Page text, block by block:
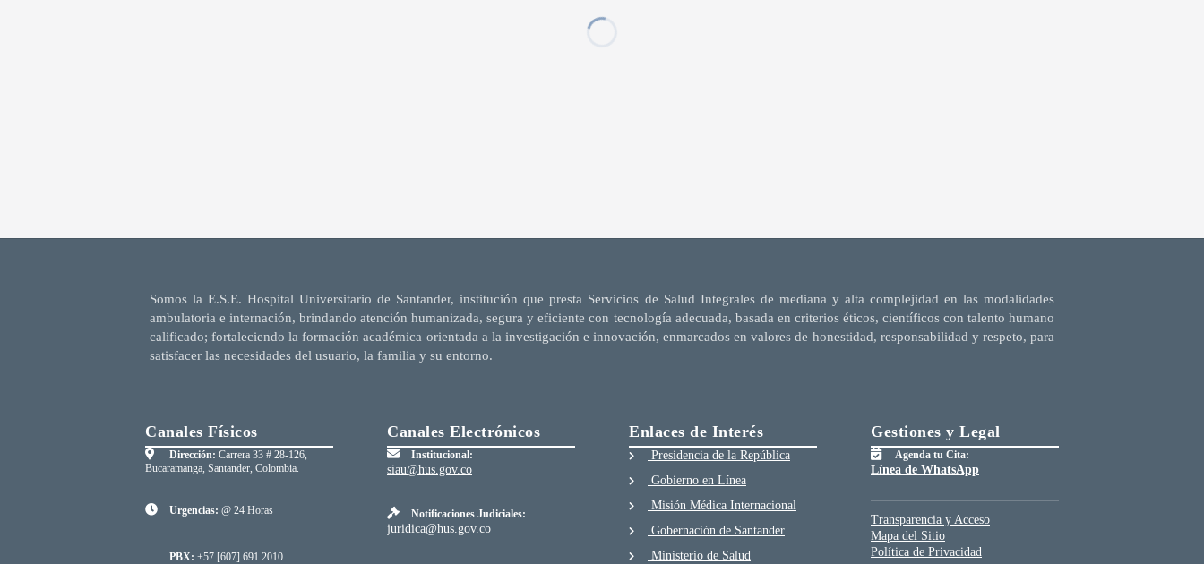
Somos la E.S.E. Hospital Universitario de Santander, institución que presta Servicios de Salud Integrales de mediana y alta complejidad en las modalidades
ambulatoria e internación, brindando atención humanizada, segura y eficiente con tecnología adecuada, basada en criterios éticos, científicos con talento humano
calificado; fortaleciendo la formación académica orientada a la investigación e innovación, enmarcados en valores de honestidad, responsabilidad y respeto, para
satisfacer las necesidades del usuario, la familia y su entorno.
Canales Físicos
Dirección: Carrera 33 # 28-126,
Bucaramanga, Santander, Colombia.
Urgencias: @ 24 Horas
PBX: +57 [607] 691 2010
Canales Electrónicos
Institucional:
siau@hus.gov.co
Notificaciones Judiciales:
juridica@hus.gov.co
Enlaces de Interés
Presidencia de la República
Gobierno en Línea
Misión Médica Internacional
Gobernación de Santander
Ministerio de Salud
Gestiones y Legal
Agenda tu Cita:
Línea de WhatsApp
Transparencia y Acceso
Mapa del Sitio
Política de Privacidad